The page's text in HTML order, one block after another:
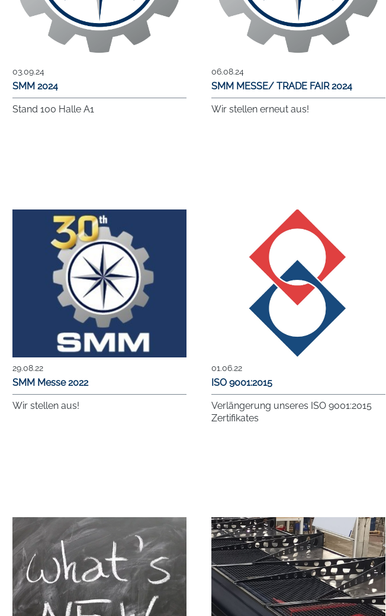
03.09.24
SMM 2024
Stand 100 Halle A1
06.08.24
SMM MESSE/ TRADE FAIR 2024
Wir stellen erneut aus!
29.08.22
SMM Messe 2022
Wir stellen aus!
01.06.22
ISO 9001:2015
Verlängerung unseres ISO 9001:2015
Zertifikates